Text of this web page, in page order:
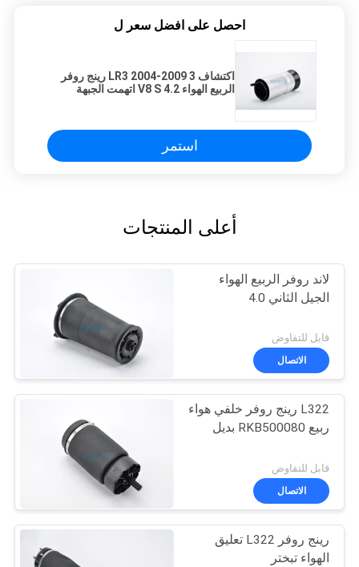
احصل على افضل سعر ل
اكتشاف 3 LR3 2004-2009 رينج روفر
الربيع الهواء 4.2 V8 S اتهمت الجبهة
استمر
أعلى المنتجات
لاند روفر الربيع الهواء
الجيل الثاني 4.0
قابل للتفاوض
الاتصال
L322 رينج روفر خلفي هواء
ربيع RKB500080 بديل
قابل للتفاوض
الاتصال
رينج روفر L322 تعليق
الهواء تبختر